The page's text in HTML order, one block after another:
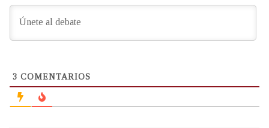
3 COMENTARIOS